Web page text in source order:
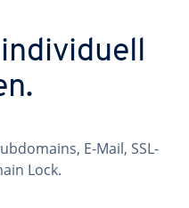
E-Mail, SSL-
Lock.